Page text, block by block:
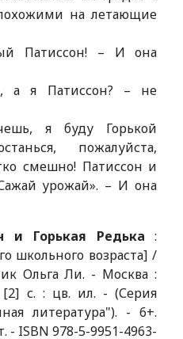
на летающие
Патиссон! – И она
а я Патиссон? – не
я буду Горькой
пожалуйста,
смешно! Патиссон и
урожай». – И она
и Горькая Редька :
школьного возраста] /
Ольга Ли. - Москва :
[2] с. : цв. ил. - (Серия
литература"). - 6+.
- ISBN 978-5-9951-4963-